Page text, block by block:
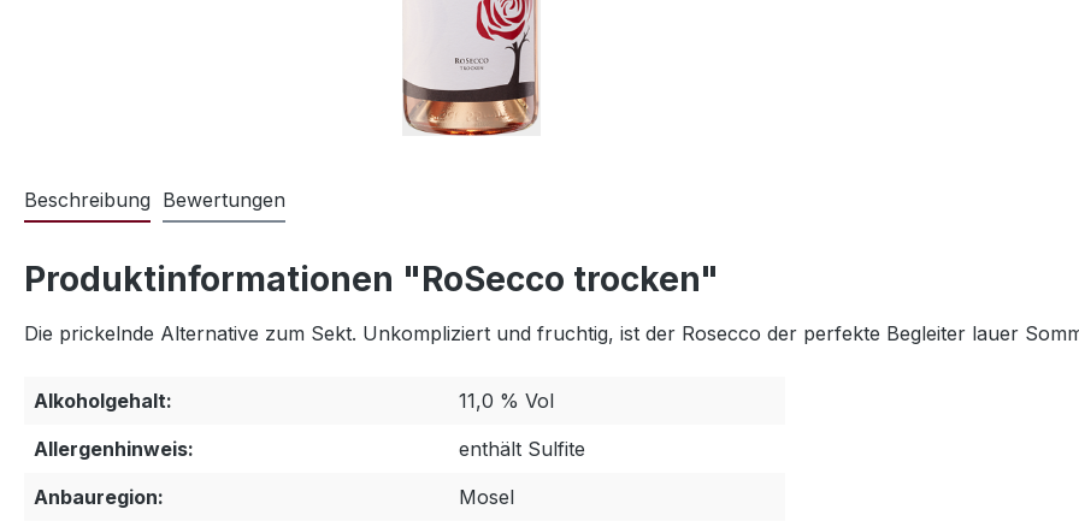
Beschreibung Bewertungen
Produktinformationen "RoSecco trocken"
Die prickelnde Alternative zum Sekt. Unkompliziert und fruchtig, ist der Rosecco der perfekte Begleiter lauer
Alkoholgehalt:
11,0 % Vol
Allergenhinweis:
enthält Sulfite
Anbauregion:
Mosel